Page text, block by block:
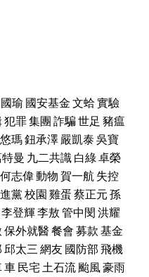
瑜 國安基金文蛤實驗
犯罪集團詐騙世足 豬瘟
瑪鈕承澤嚴凱泰吳寶
曼 九二共識白綠卓榮
何志偉動物賀一航失控
黨校園雞蛋蔡正元孫
李登輝李敖管中閔洪耀
保外就醫餐會募款基金
邱太三網友國防部飛機
車民宅土石流颱風豪雨